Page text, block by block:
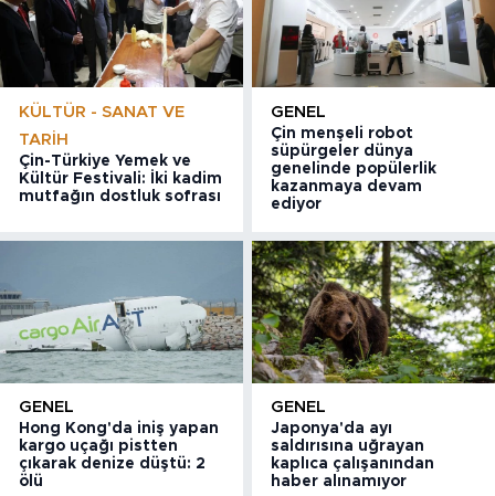
KÜLTÜR - SANAT VE
TARIH
Çin-Türkiye Yemek ve
Kültür Festivali: İki kadim
mutfağın dostluk sofrası
GENEL
Çin menşeli robot
süpürgeler dünya
genelinde popülerlik
kazanmaya devam
ediyor
GENEL
Hong Kong'da iniş yapan
kargo uçağı pistten
çıkarak denize düştü: 2
ölü
GENEL
Japonya'da ayı
saldırısına uğrayan
kaplıca çalışanından
haber alınamıyor